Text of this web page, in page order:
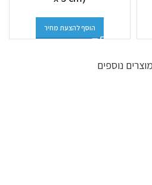
הוסף להצעת מחיר
נוספים